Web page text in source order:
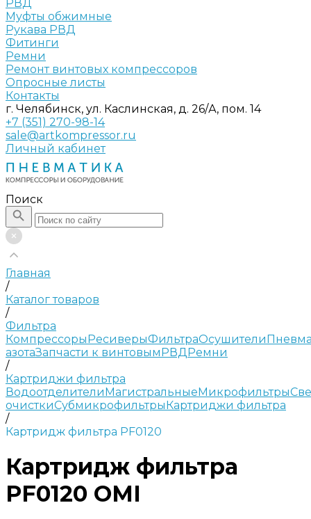
РВД
Муфты обжимные
Рукава РВД
Фитинги
Ремни
Ремонт винтовых компрессоров
Опросные листы
Контакты
г. Челябинск, ул. Каслинская, д. 26/А, пом. 14
+7 (351) 270-98-14
sale@artkompressor.ru
Личный кабинет
Поиск
Главная
/
Каталог товаров
/
Фильтра
КомпрессорыРесиверыФильтраОсушители
азотаЗапчасти к винтовымРВДРемни
/
Картриджи фильтра
ВодоотделителиМагистральныеМикрофильтры
очисткиСубмикрофильтрыКартриджи фильтра
/
Картридж фильтра PF0120
Картридж фильтра
PF0120 OMI